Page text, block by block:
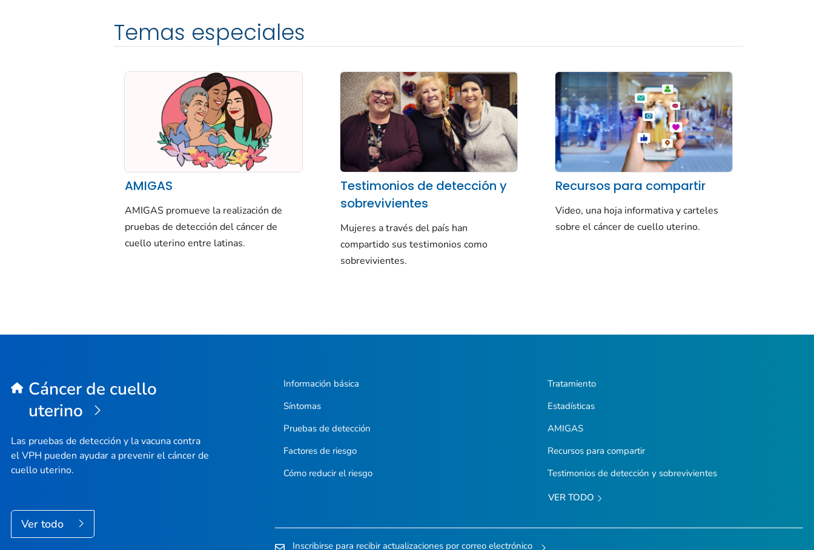
Temas especiales
AMIGAS
AMIGAS promueve la realización de
pruebas de detección del cáncer de
cuello uterino entre latinas.
Testimonios de detección y
sobrevivientes
Mujeres a través del país han
compartido sus testimonios como
sobrevivientes.
Recursos para compartir
Video, una hoja informativa y carteles
sobre el cáncer de cuello uterino.
Cáncer de cuello
uterino
Las pruebas de detección y la vacuna contra
el VPH pueden ayudar a prevenir el cáncer de
cuello uterino.
Ver todo
Información básica
Síntomas
Pruebas de detección
Factores de riesgo
Cómo reducir el riesgo
Tratamiento
Estadísticas
AMIGAS
Recursos para compartir
Testimonios de detección y sobrevivientes
VER TODO
Inscribirse para recibir actualizaciones por correo electrónico